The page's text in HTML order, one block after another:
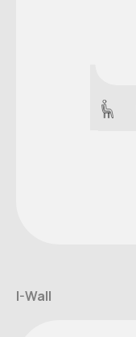
I-Wall